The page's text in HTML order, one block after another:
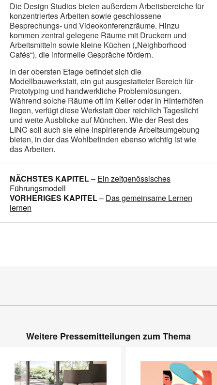
Die Design Studios bieten außerdem Arbeitsbereiche für
konzentriertes Arbeiten sowie geschlossene
Besprechungs- und Videokonferenzräume. Hinzu
kommen zentral gelegene Räume mit Druckern und
Arbeitsmitteln sowie kleine Küchen („Neighborhood
Cafés“), die informelle Gespräche fördern.
In der obersten Etage befindet sich die
Modellbauwerkstatt, ein gut ausgestatteter Bereich für
Prototyping und handwerkliche Problemlösungen.
Während solche Räume oft im Keller oder in Hinterhöfen
liegen, verfügt diese Werkstatt über reichlich Tageslicht
und weite Ausblicke auf München. Wie der Rest des
LINC soll auch sie eine inspirierende Arbeitsumgebung
bieten, in der das Wohlbefinden ebenso wichtig ist wie
das Arbeiten.
NÄCHSTES KAPITEL– Ein zeitgenössisches
Führungsmodell
VORHERIGES KAPITEL– Das gemeinsame Lernen
lernen
Weitere Pressemitteilungen zum Thema